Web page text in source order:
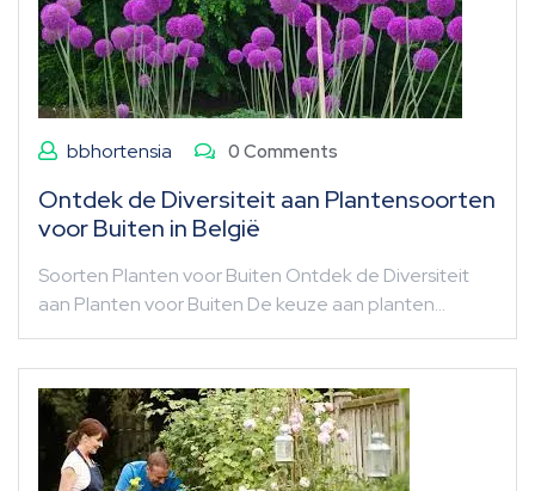
bbhortensia 0 Comments
Ontdek de Diversiteit aan Plantensoorten
voor Buiten in België
Soorten Planten voor Buiten Ontdek de Diversiteit
aan Planten voor Buiten De keuze aan planten…